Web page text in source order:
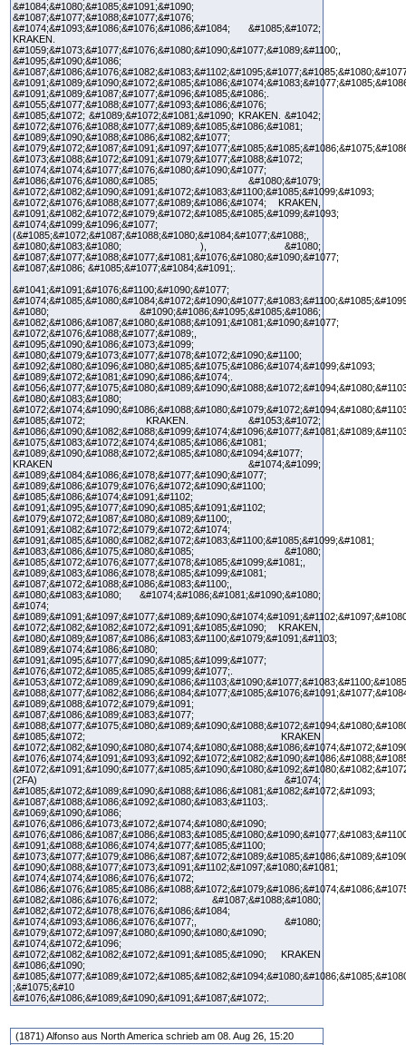
&#1084;&#1080;&#1085;&#1091;&#1090;
&#1087;&#1077;&#1088;&#1077;&#1076;
&#1074;&#1093;&#1086;&#1076;&#1086;&#1084; &#1085;&#1072;
KRAKEN.
&#1059;&#1073;&#1077;&#1076;&#1080;&#1090;&#1077;&#1089;&#1100;,
&#1095;&#1090;&#1086;
&#1091;&#1089;&#1087;&#1077;&#1096;&#1085;&#1086;.
&#1055;&#1077;&#1088;&#1077;&#1093;&#1086;&#1076;
&#1085;&#1072; &#1089;&#1072;&#1081;&#1090; KRAKEN. &#1042;
&#1072;&#1076;&#1088;&#1077;&#1089;&#1085;&#1086;&#1081;
&#1089;&#1090;&#1088;&#1086;&#1082;&#1077;
&#1073;&#1088;&#1072;&#1091;&#1079;&#1077;&#1088;&#1072;
&#1074;&#1074;&#1077;&#1076;&#1080;&#1090;&#1077;
&#1086;&#1076;&#1080;&#1085; &#1080;&#1079;
&#1072;&#1082;&#1090;&#1091;&#1072;&#1083;&#1100;&#1085;&#1099;&#1093;
&#1072;&#1076;&#1088;&#1077;&#1089;&#1086;&#1074; KRAKEN,
&#1091;&#1082;&#1072;&#1079;&#1072;&#1085;&#1085;&#1099;&#1093;
&#1074;&#1099;&#1096;&#1077;
(&#1085;&#1072;&#1087;&#1088;&#1080;&#1084;&#1077;&#1088;,
&#1080;&#1083;&#1080; ), &#1080;
&#1087;&#1077;&#1088;&#1077;&#1081;&#1076;&#1080;&#1090;&#1077;
&#1087;&#1086; &#1085;&#1077;&#1084;&#1091;.
&#1041;&#1091;&#1076;&#1100;&#1090;&#1077;
&#1080; &#1090;&#1086;&#1095;&#1085;&#1086;
&#1082;&#1086;&#1087;&#1080;&#1088;&#1091;&#1081;&#1090;&#1077;
&#1072;&#1076;&#1088;&#1077;&#1089;,
&#1095;&#1090;&#1086;&#1073;&#1099;
&#1080;&#1079;&#1073;&#1077;&#1078;&#1072;&#1090;&#1100;
&#1092;&#1080;&#1096;&#1080;&#1085;&#1075;&#1086;&#1074;&#1099;&#1093;
&#1089;&#1072;&#1081;&#1090;&#1086;&#1074;.
&#1080;&#1083;&#1080;
&#1085;&#1072; KRAKEN. &#1053;&#1072;
&#1075;&#1083;&#1072;&#1074;&#1085;&#1086;&#1081;
&#1089;&#1090;&#1088;&#1072;&#1085;&#1080;&#1094;&#1077;
KRAKEN &#1074;&#1099;
&#1089;&#1084;&#1086;&#1078;&#1077;&#1090;&#1077;
&#1089;&#1086;&#1079;&#1076;&#1072;&#1090;&#1100;
&#1085;&#1086;&#1074;&#1091;&#1102;
&#1091;&#1095;&#1077;&#1090;&#1085;&#1091;&#1102;
&#1079;&#1072;&#1087;&#1080;&#1089;&#1100;,
&#1091;&#1082;&#1072;&#1079;&#1072;&#1074;
&#1091;&#1085;&#1080;&#1082;&#1072;&#1083;&#1100;&#1085;&#1099;&#1081;
&#1083;&#1086;&#1075;&#1080;&#1085; &#1080;
&#1085;&#1072;&#1076;&#1077;&#1078;&#1085;&#1099;&#1081;,
&#1089;&#1083;&#1086;&#1078;&#1085;&#1099;&#1081;
&#1087;&#1072;&#1088;&#1086;&#1083;&#1100;,
&#1080;&#1083;&#1080; &#1074;&#1086;&#1081;&#1090;&#1080;
&#1074;
&#1072;&#1082;&#1082;&#1072;&#1091;&#1085;&#1090; KRAKEN,
&#1080;&#1089;&#1087;&#1086;&#1083;&#1100;&#1079;&#1091;&#1103;
&#1089;&#1074;&#1086;&#1080;
&#1091;&#1095;&#1077;&#1090;&#1085;&#1099;&#1077;
&#1076;&#1072;&#1085;&#1085;&#1099;&#1077;.
&#1089;&#1088;&#1072;&#1079;&#1091;
&#1087;&#1086;&#1089;&#1083;&#1077;
&#1085;&#1072; KRAKEN
(2FA) &#1074;
&#1085;&#1072;&#1089;&#1090;&#1088;&#1086;&#1081;&#1082;&#1072;&#1093;
&#1087;&#1088;&#1086;&#1092;&#1080;&#1083;&#1103;.
&#1069;&#1090;&#1086;
&#1076;&#1086;&#1073;&#1072;&#1074;&#1080;&#1090;
&#1091;&#1088;&#1086;&#1074;&#1077;&#1085;&#1100;
&#1090;&#1088;&#1077;&#1073;&#1091;&#1102;&#1097;&#1080;&#1081;
&#1074;&#1074;&#1086;&#1076;&#1072;
&#1082;&#1086;&#1076;&#1072; &#1087;&#1088;&#1080;
&#1082;&#1072;&#1078;&#1076;&#1086;&#1084;
&#1074;&#1093;&#1086;&#1076;&#1077;, &#1080;
&#1079;&#1072;&#1097;&#1080;&#1090;&#1080;&#1090;
&#1074;&#1072;&#1096;
&#1072;&#1082;&#1082;&#1072;&#1091;&#1085;&#1090; KRAKEN
&#1086;&#1090;
;&#1075;&#10
&#1076;&#1086;&#1089;&#1090;&#1091;&#1087;&#1072;.
(1871) Alfonso aus North America schrieb am 08. Aug 26, 15:20